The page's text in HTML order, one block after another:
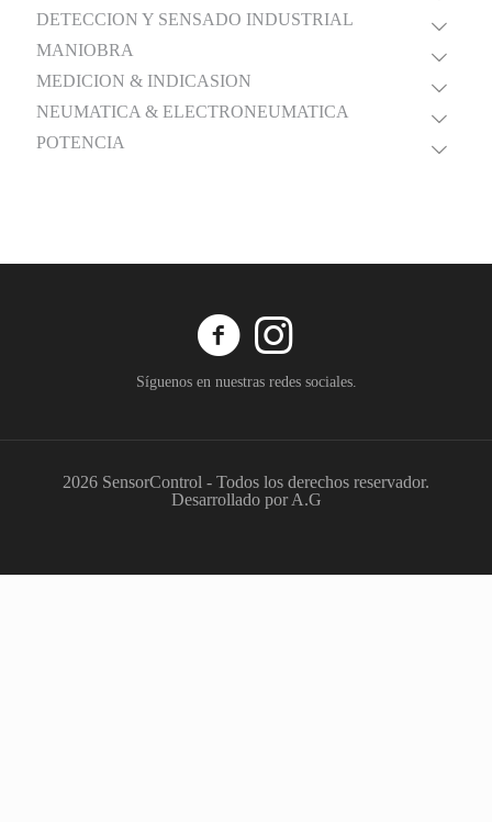
DETECCION Y SENSADO INDUSTRIAL
MANIOBRA
MEDICION & INDICASION
NEUMATICA & ELECTRONEUMATICA
POTENCIA
Síguenos en nuestras redes sociales.
2026 SensorControl - Todos los derechos reservador.
Desarrollado por A.G